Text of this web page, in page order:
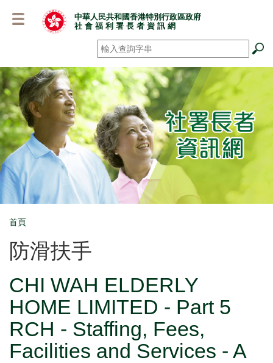
容
中華人民共和國香港特別行政區政府
社 會 福 利 署 長 者 資 訊 網
搜尋 *
Breadcrumb
首頁
防滑扶手
CHI WAH ELDERLY
HOME LIMITED - Part 5
RCH - Staffing, Fees,
Facilities and Services - A